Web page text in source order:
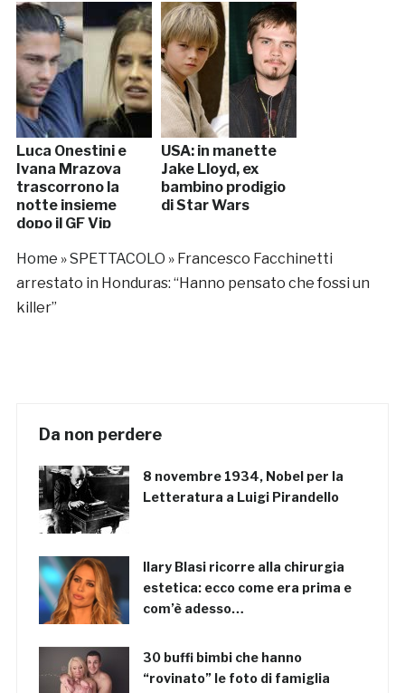
Luca Onestini e
Ivana Mrazova
trascorrono la
notte insieme
dopo il GF Vip
USA: in manette
Jake Lloyd, ex
bambino prodigio
di Star Wars
Home »SPETTACOLO » Francesco Facchinetti
arrestato in Honduras: “Hanno pensato che fossi un
killer”
Da non perdere
8 novembre 1934, Nobel per la
Letteratura a Luigi Pirandello
Ilary Blasi ricorre alla chirurgia
estetica: ecco come era prima e
com’è adesso…
30 buffi bimbi che hanno
“rovinato” le foto di famiglia